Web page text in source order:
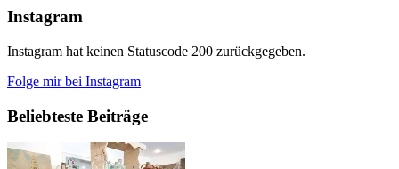
Instagram
Instagram hat keinen Statuscode 200 zurückgegeben.
Folge mir bei Instagram
Beliebteste Beiträge